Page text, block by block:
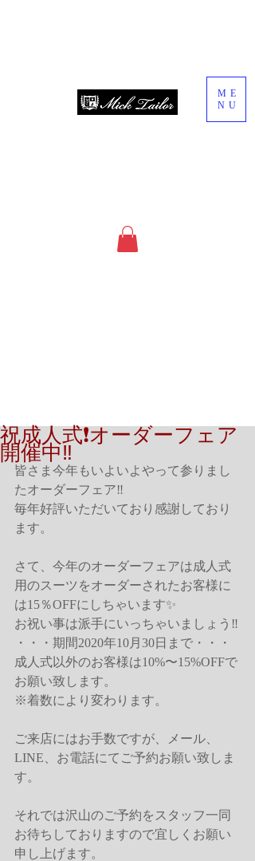
ME
NU
祝成人式❗️オーダーフェア
開催中‼️
皆さま今年もいよいよやって参りまし
たオーダーフェア‼️
毎年好評いただいており感謝しており
ます。
さて、今年のオーダーフェアは成人式
用のスーツをオーダーされたお客様に
は15％OFFにしちゃいます✨
お祝い事は派手にいっちゃいましょう‼️
・・・期間2020年10月30日まで・・・
成人式以外のお客様は10%〜15%OFFで
お願い致します。
※着数により変わります。
ご来店にはお手数ですが、メール、
LINE、お電話にてご予約お願い致しま
す。
それでは沢山のご予約をスタッフ一同
お待ちしておりますので宜しくお願い
申し上げます。